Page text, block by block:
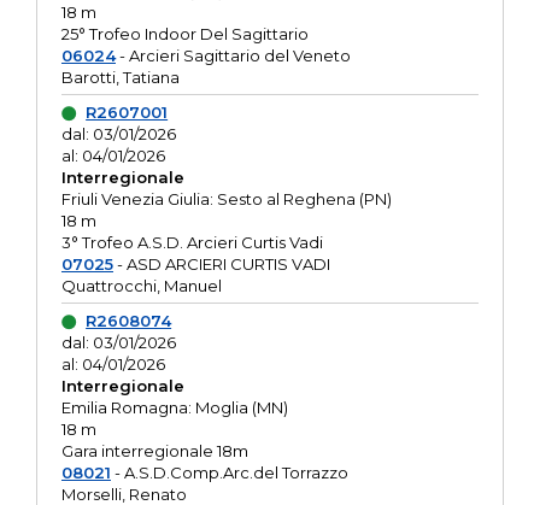
18 m
25° Trofeo Indoor Del Sagittario
06024- Arcieri Sagittario del Veneto
Barotti, Tatiana
R2607001
dal: 03/01/2026
al: 04/01/2026
Interregionale
Friuli Venezia Giulia: Sesto al Reghena (PN)
18 m
3° Trofeo A.S.D. Arcieri Curtis Vadi
07025- ASD ARCIERI CURTIS VADI
Quattrocchi, Manuel
R2608074
dal: 03/01/2026
al: 04/01/2026
Interregionale
Emilia Romagna: Moglia (MN)
18 m
Gara interregionale 18m
08021 - A.S.D.Comp.Arc.del Torrazzo
Morselli, Renato